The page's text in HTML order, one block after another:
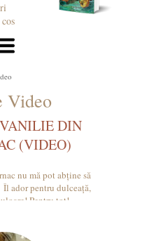
Video
DIN
(VIDEO)
nu mă pot abține să
ador pentru dulceață,
Pentru tot!